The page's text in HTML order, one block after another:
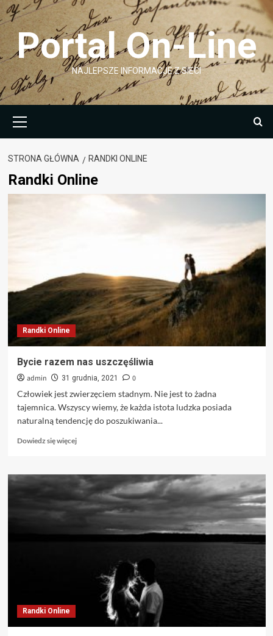
Przejdź
do
treściPortal On-Line
NAJLEPSZE INFORMACJE Z SIECI
główne
STRONA GŁÓWNA RANDKI ONLINE
Randki Online
Randki Online
Bycie razem nas uszczęśliwia
admin 31 grudnia, 2021
0
Człowiek jest zwierzęciem stadnym. Nie jest to żadna
tajemnica. Wszyscy wiemy, że każda istota ludzka posiada
naturalną tendencję do poszukiwania...
Dowiedz się więcejDowiedz
o
Bycie
razem
nas
Randki Online